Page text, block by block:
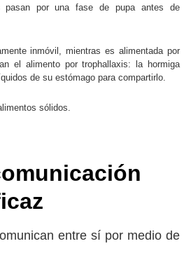
pasan por una fase de pupa antes de
inmóvil, mientras es alimentada por
el alimento por trophallaxis: la hormiga
de su estómago para compartirlo.
sólidos.
entre sí por medio de